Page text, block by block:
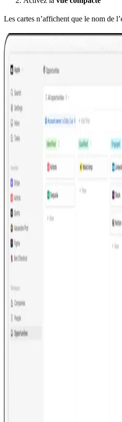
Les cartes n’affichent que le nom de